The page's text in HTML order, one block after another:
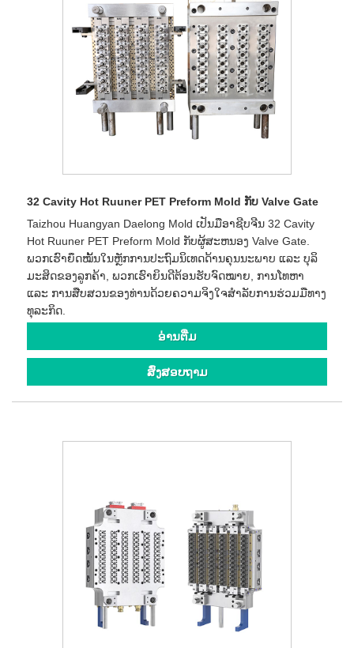
32 Cavity Hot Ruuner PET Preform Mold ກັບ Valve Gate
Taizhou Huangyan Daelong Mold ເປັນມືອາຊີບຈີນ 32 Cavity
Hot Ruuner PET Preform Mold ກັບຜູ້ສະຫນອງ Valve Gate.
ພວກເຮົາຍຶດໝັ້ນໃນຫຼັກການປະຖົມນິເທດດ້ານຄຸນນະພາບ ແລະ ບຸລິ
ມະສິດຂອງລູກຄ້າ, ພວກເຮົາຍິນດີຕ້ອນຮັບຈົດໝາຍ, ການໂທຫາ
ແລະ ການສືບສວນຂອງທ່ານດ້ວຍຄວາມຈິງໃຈສຳລັບການຮ່ວມມືທາງ
ທຸລະກິດ.
ອ່ານ​ຕື່ມ
ສົ່ງສອບຖາມ